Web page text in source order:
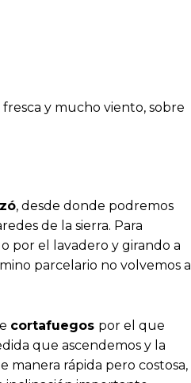
y mucho viento, sobre
, desde donde podremos
de la sierra. Para
por el lavadero y girando a
parcelario no volvemos a
cortafuegos por el que
que ascendemos y la
manera rápida pero costosa,